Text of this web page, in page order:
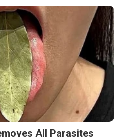
All Parasites